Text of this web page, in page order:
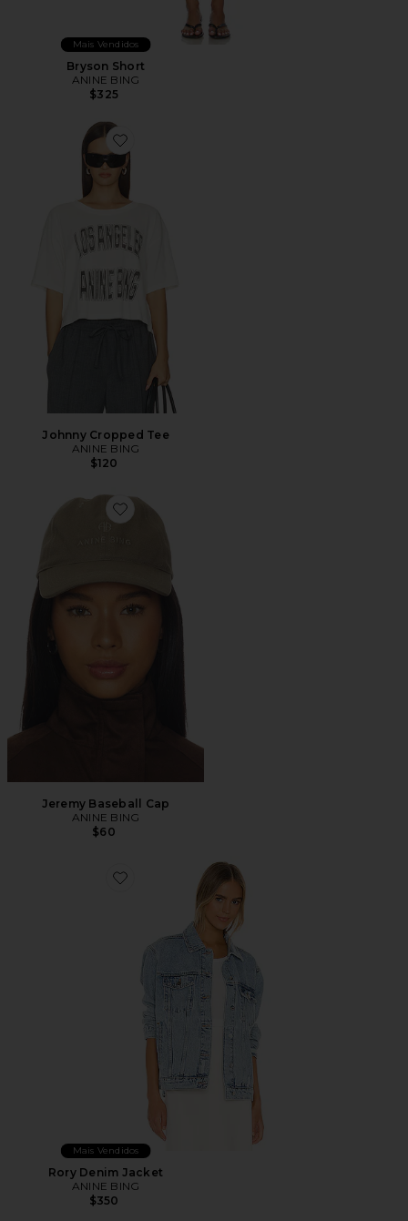
Mais Vendidos
Bryson Short
ANINE BING
$325
Favorite Johnny Cropped Tee
Johnny Cropped Tee
ANINE BING
$120
Favorite Jeremy Baseball Cap
Jeremy Baseball Cap
ANINE BING
$60
Favorite Rory Denim Jacket
Mais Vendidos
Rory Denim Jacket
ANINE BING
$350